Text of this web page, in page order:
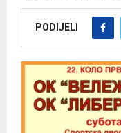
PODIJELI